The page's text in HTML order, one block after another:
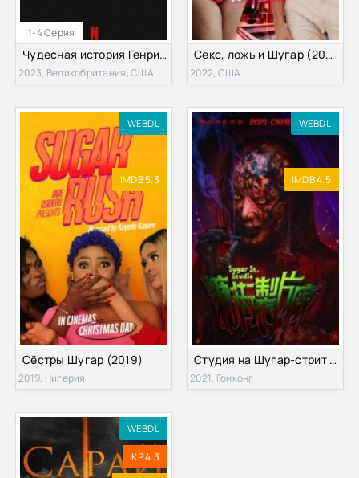
1-4 Серия
Чудесная история Генри Шугара (2023)
2023, Великобритания, США
Секс, ложь и Шугар (2022)
2022, США
WEBDL
IMDB 5.3
Сёстры Шугар (2019)
2019, Нигерия
WEBDL
IMDB 4.5
Студия на Шугар-стрит (2021)
2021, Гонконг
WEBDL
KP 4.3